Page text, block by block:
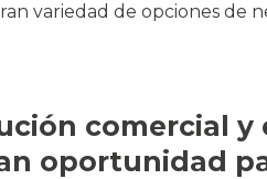
variedad de opciones de
comercial y
oportunidad